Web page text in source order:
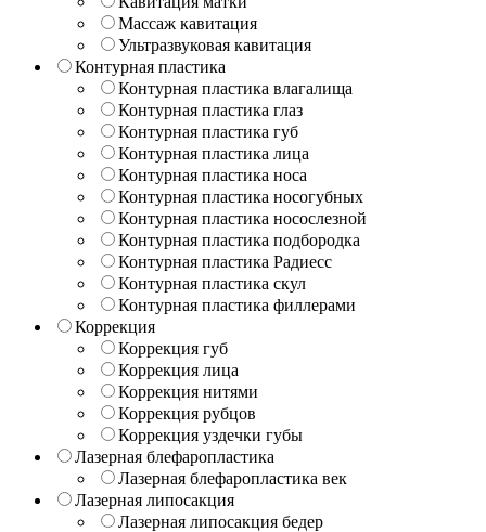
Массаж кавитация
Ультразвуковая кавитация
Контурная пластика
Контурная пластика влагалища
Контурная пластика глаз
Контурная пластика губ
Контурная пластика лица
Контурная пластика носа
Контурная пластика носогубных
Контурная пластика носослезной
Контурная пластика подбородка
Контурная пластика Радиесс
Контурная пластика скул
Контурная пластика филлерами
Коррекция
Коррекция губ
Коррекция лица
Коррекция нитями
Коррекция рубцов
Коррекция уздечки губы
Лазерная блефаропластика
Лазерная блефаропластика век
Лазерная липосакция
Лазерная липосакция бедер